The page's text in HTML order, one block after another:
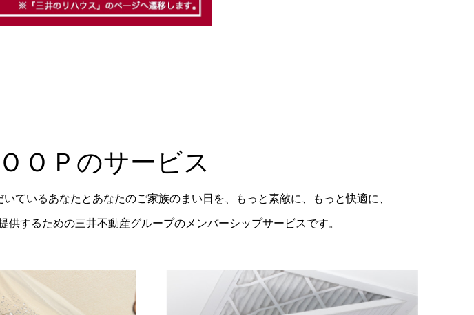
ＯＰのサービス
ているあなたとあなたのご家族のまい日を、もっと素敵に、もっと快適に、
するための三井不動産グループのメンバーシップサービスです。